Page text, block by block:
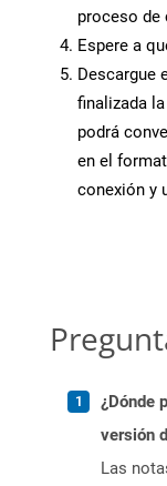
proceso de
Espere a
Descargue
finalizada
podrá
en el
conexión y
¿Dónde
versión
Las